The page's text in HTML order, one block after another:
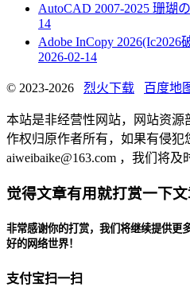
AutoCAD 2007-2025 珊瑚
14
Adobe InCopy
2026-02-14
© 2023-2026 烈火下载 百度地
本站是非经营性网站，网站资
作权归原作者所有，如果有侵犯
aiweibaike@163.com ，我们将及
觉得文章有用就打赏一下
非常感谢你的打赏，我们将继续提供更
好的网络世界！
支付宝扫一扫